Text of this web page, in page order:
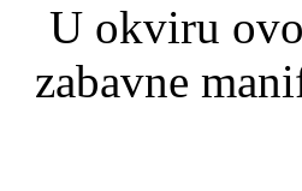
U okviru
zabavne